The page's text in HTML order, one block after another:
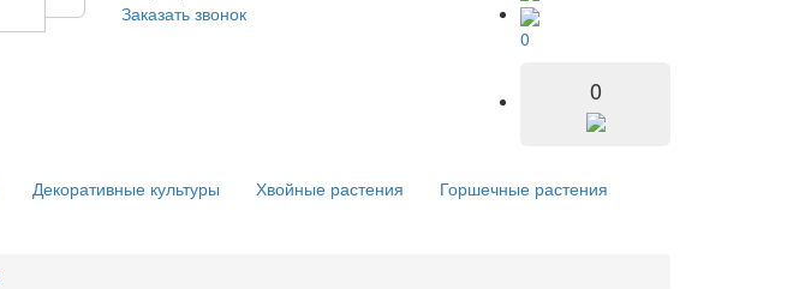
Заказать звонок
0
0
Декоративные культуры Хвойные растения Горшечные растения